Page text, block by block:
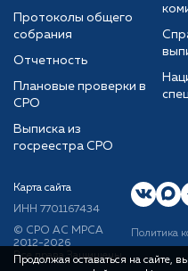
Протоколы общего
собрания
Отчетность
Плановые проверки в
СРО
Выписка из
госреестра СРО
Карта сайта
ИНН 7701167434
© CРО АС МРСА
2012-2026
Все права Защищены
Политика
Продолжая оставаться на сайте,